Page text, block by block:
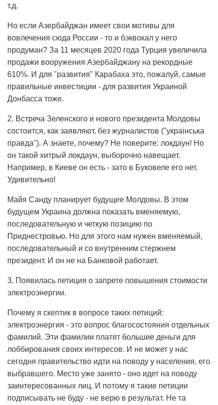
т.д.
Но если Азербайджан имеет свои мотивы для
вовлечения сюда России - то и бэквокал у него
продуман? За 11 месяцев 2020 года Турция увеличила
продажи вооружения Азербайджану на рекордные
610%. И для "развития" Карабаха это, пожалуй, самые
правильные инвестиции - для развития Украиной
Донбасса тоже.
2. Встреча Зеленского и нового президента Молдовы
состоится, как заявляют, без журналистов ("украінська
правда"). А знаете, почему? Не поверите: локдаун! Но
он такой хитрый локдаун, выборочно навещает.
Например, в Киеве он есть - зато в Буковеле его нет.
Удивительно!
Майя Санду планирует будущее Молдовы. В этом
будущем Украина должна показать вменяемую,
последовательную и четкую позицию по
Приднестровью. Но для этого нам нужен вменяемый,
последовательный и со внутренним стержнем
президент. И он не на Банковой работает.
3. Появилась петиция о запрете повышения стоимости
электроэнергии.
Почему я скептик в вопросе таких петиций:
электроэнергия - это вопрос благосостояния отдельных
фамилий. Эти фамилии платят большие деньги для
лоббирования своих интересов. И не может у нас
сегодня правительство идти на поводу у населения, его
выбравшего. Место уже занято - оно идет на поводу
заинтересованных лиц. И потому я такие петиции
подписывать не буду - не верю в результат. Не та